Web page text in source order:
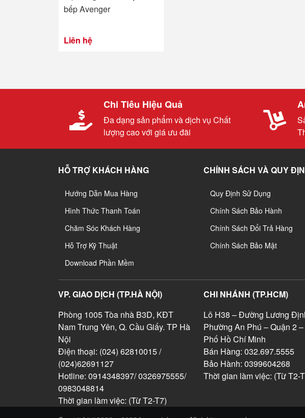
bếp Avenger
Liên hệ
Chi Tiêu Hiệu Quả
Đa dạng sản phẩm và dịch vụ Chất
lượng cao với giá ưu đãi
HỖ TRỢ KHÁCH HÀNG
Hướng Dẫn Mua Hàng
Hình Thức Thanh Toán
Chăm Sóc Khách Hàng
Hỗ Trợ Kỹ Thuật
Download Phần Mềm
CHÍNH SÁCH VÀ QUY
Quy Định Sử Dụng
Chính Sách Bảo Hành
Chính Sách Đổi Trả Hàng
Chính Sách Bảo Mật
VP. GIAO DỊCH (TP.HÀ NỘI)
Phòng 1005 Tòa nhà B3D, KĐT
Nam Trung Yên, Q. Cầu Giấy. TP Hà
Nội
Điện thoại: (024) 62810015 /
(024)62691127
Hotline: 0914348397/ 0326975555/
0983048814
Thời gian làm việc: (Từ T2-T7)
CHI NHÁNH (TP.HCM)
Lô H38 – Đường Lương
Phường An Phú – Quận 2
Phố Hồ Chí Minh
Bán Hàng: 032.697.5555
Bảo Hành: 0399604268
Thời gian làm việc: (Từ T2-